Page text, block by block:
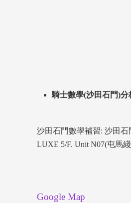
騎士數學(沙田石門)分
沙田石門數學補習: 沙田石
LUXE 5/F. Unit N07(屯馬
Google Map